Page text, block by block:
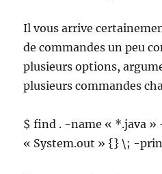
Il vous arrive
de commandes un peu
plusieurs options,
plusieurs commandes
$ find . -name « *.java »
« System.out » {} \; -